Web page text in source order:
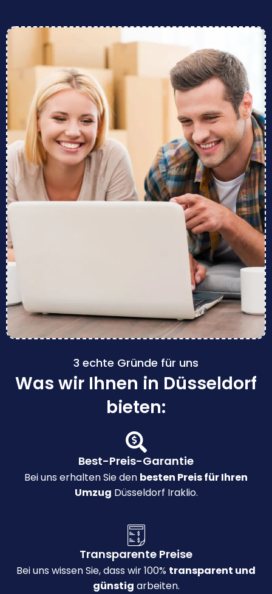
3 echte Gründe für uns
Was wir Ihnen in Düsseldorf
bieten:
Best-Preis-Garantie
Bei uns erhalten Sie den besten Preis für Ihren
Umzug Düsseldorf Iraklio.
Transparente Preise
Bei uns wissen Sie, dass wir 100% transparent und
günstig arbeiten.